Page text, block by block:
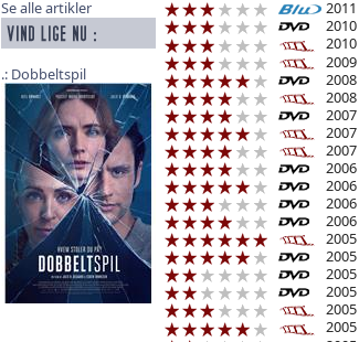
Se alle artikler
Dobbeltspil
2011
2010
2010
2009
2008
2008
2007
2007
2007
2006
2006
2006
2006
2005
2005
2005
2005
2005
2005